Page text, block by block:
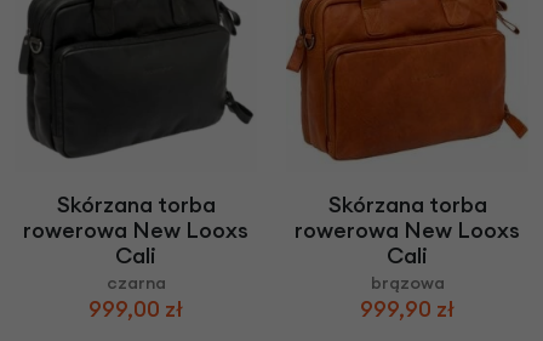
Skórzana torba
rowerowa New Looxs
Cali
czarna
999,00 zł
Skórzana torba
rowerowa New Looxs
Cali
brązowa
999,90 zł